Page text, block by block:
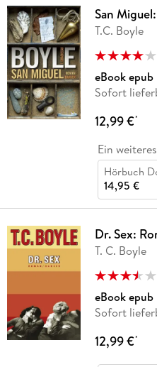
San
T.C. Boyle
eBook epub
Sofort
12,99 €*
Ein
Hörbuch
14,95 €
Dr. Sex:
T. C. Boyle
eBook epub
Sofort
12,99 €*